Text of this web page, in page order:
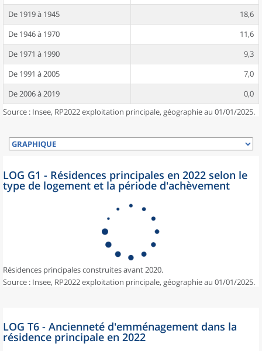
De 1919 à 1945
18,6
De 1946 à 1970
11,6
De 1971 à 1990
9,3
De 1991 à 2005
7,0
De 2006 à 2019
0,0
Source : Insee, RP2022 exploitation principale, géographie au 01/01/2025.
LOG G1 - Résidences principales en 2022 selon le
type de logement et la période d'achèvement
Résidences principales construites avant 2020.
Source : Insee, RP2022 exploitation principale, géographie au 01/01/2025.
LOG T6 - Ancienneté d'emménagement dans la
résidence principale en 2022